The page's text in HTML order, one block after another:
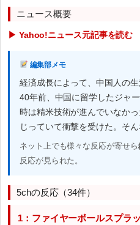
ニュース概要
▶ Yahoo!ニュース元記事を読む
編集部メモ
経済成長によって、中国人の
40年前、中国に留学したジャ
時は精米技術が進んでいなか
じっていて衝撃を受けた。そん
ネット上でも様々な反応が寄せ
反応が見られた。
5chの反応（34件）
1：ファイヤーボールスプラ